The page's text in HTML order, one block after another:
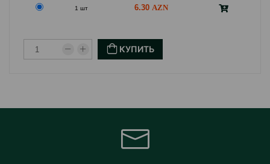
1 шт
6.30
КУПИТЬ